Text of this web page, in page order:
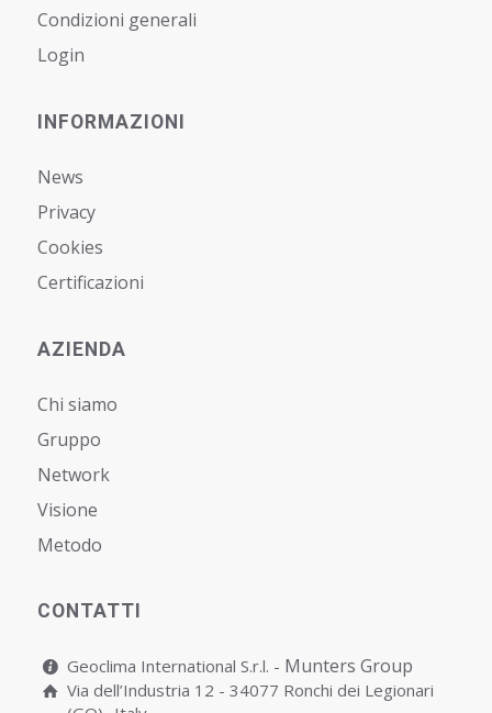
Condizioni generali
Login
INFORMAZIONI
News
Privacy
Cookies
Certificazioni
AZIENDA
Chi siamo
Gruppo
Network
Visione
Metodo
CONTATTI
Geoclima International S.r.l. - Munters Group
Via dell’Industria 12 - 34077 Ronchi dei Legionari